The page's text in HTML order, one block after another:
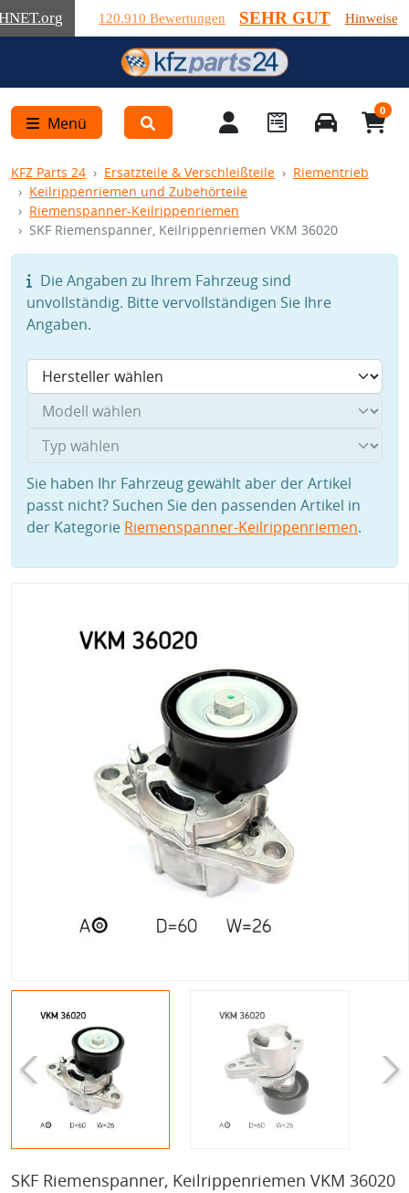
.org 120.910 Bewertungen SEHR GUT Hinweise
Menü
0
KFZ Parts 24 Ersatzteile & Verschleißteile
Riementrieb
Keilrippenriemen und Zubehörteile
Riemenspanner-Keilrippenriemen
SKF Riemenspanner, Keilrippenriemen VKM 36020
Die Angaben zu Ihrem Fahrzeug sind
unvollständig. Bitte vervollständigen Sie Ihre
Angaben.
Sie haben Ihr Fahrzeug gewählt aber der Artikel
passt nicht? Suchen Sie den passenden Artikel in
der Kategorie Riemenspanner-Keilrippenriemen.
SKF Riemenspanner, Keilrippenriemen VKM 36020